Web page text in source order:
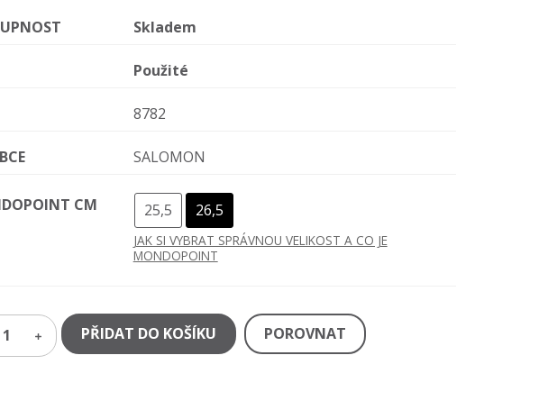
Skladem
Použité
8782
SALOMON
CM 25,5 26,5
JAK SI VYBRAT SPRÁVNOU VELIKOST A CO JE
MONDOPOINT
1 PŘIDAT DO KOŠÍKU POROVNAT